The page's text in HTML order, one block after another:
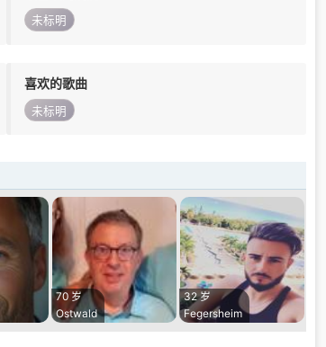
未标明
喜欢的歌曲
未标明
70 岁
Ostwald
32 岁
Fegersheim